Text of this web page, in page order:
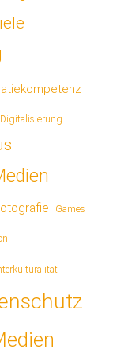
Digitalisierung
Games